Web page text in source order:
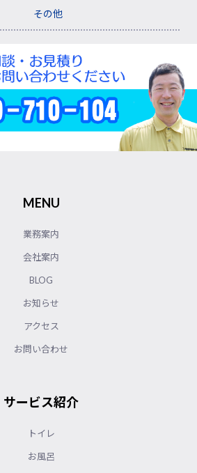
その他
MENU
業務案内
会社案内
BLOG
お知らせ
アクセス
お問い合わせ
サービス紹介
トイレ
お風呂